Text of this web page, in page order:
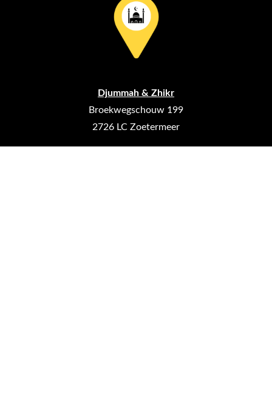
Djummah & Zhikr
Broekwegschouw 199
2726 LC Zoetermeer